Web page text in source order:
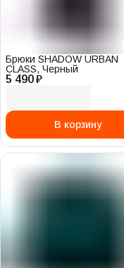
5 490 ₽
Брюки SHADOW URBAN
CLASS, Черный
В корзину